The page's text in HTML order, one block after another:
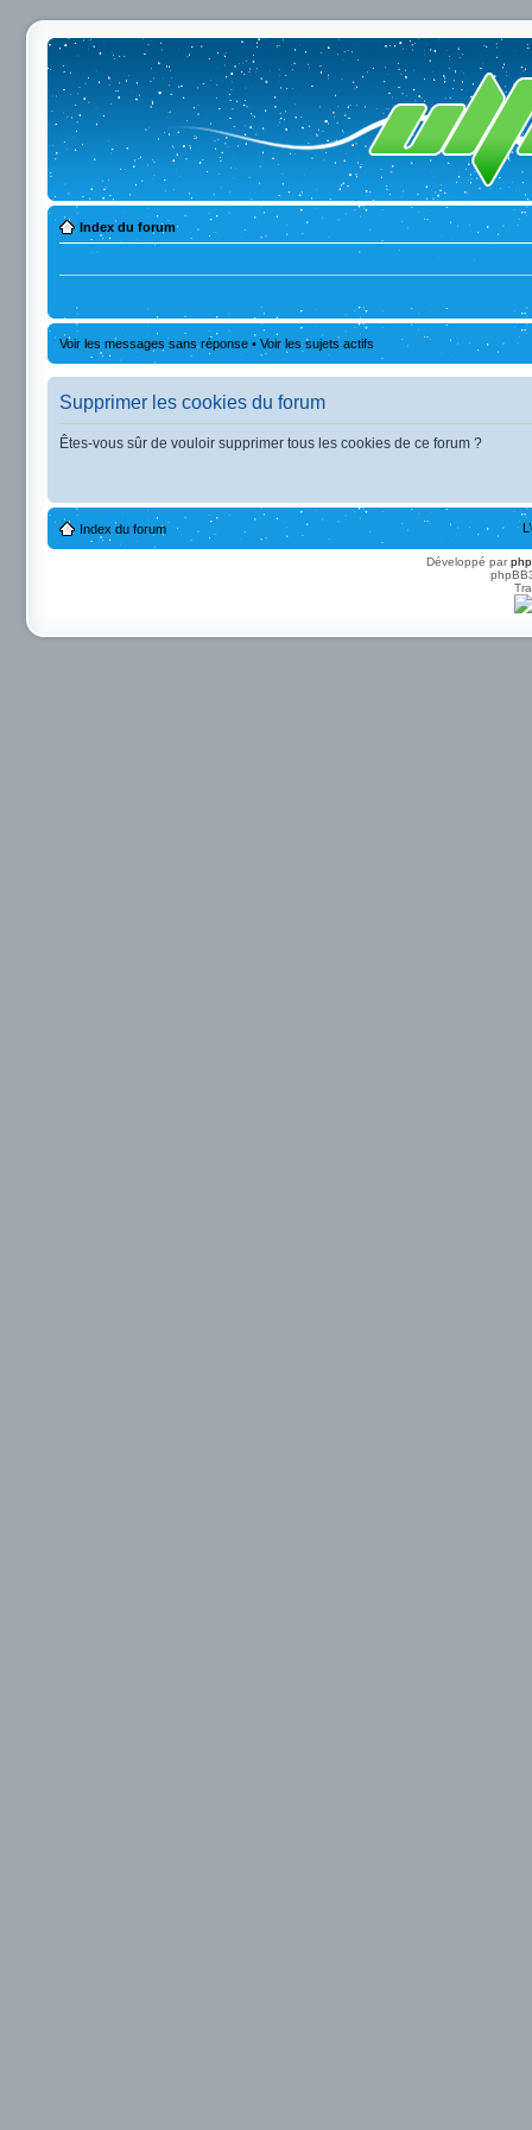
Index du forum
Voir les messages sans réponse • Voir les sujets actifs
Supprimer les cookies du forum
Êtes-vous sûr de vouloir supprimer tous les cookies de ce forum ?
Index du forum
Développé par